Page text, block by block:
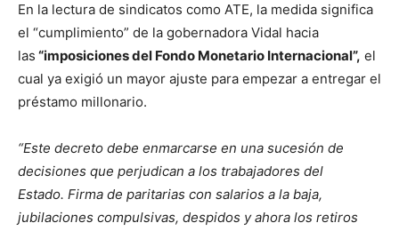
En la lectura de sindicatos como ATE, la medida significa
el “cumplimiento” de la gobernadora Vidal hacia
las “imposiciones del Fondo Monetario Internacional”, el
cual ya exigió un mayor ajuste para empezar a entregar el
préstamo millonario.
“Este decreto debe enmarcarse en una sucesión de
decisiones que perjudican a los trabajadores del
Estado. Firma de paritarias con salarios a la baja,
jubilaciones compulsivas, despidos y ahora los retiros